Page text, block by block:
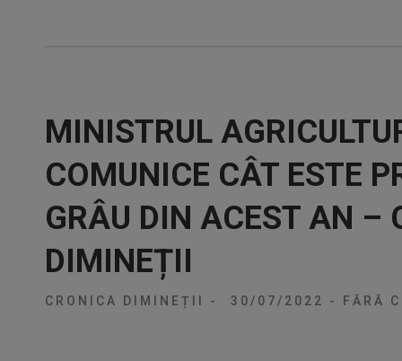
MINISTRUL
COMUNICE CÂT ESTE
GRÂU DIN ACEST AN –
DIMINEȚII
CRONICA DIMINEȚII - 30/07/2022 - FĂRĂ